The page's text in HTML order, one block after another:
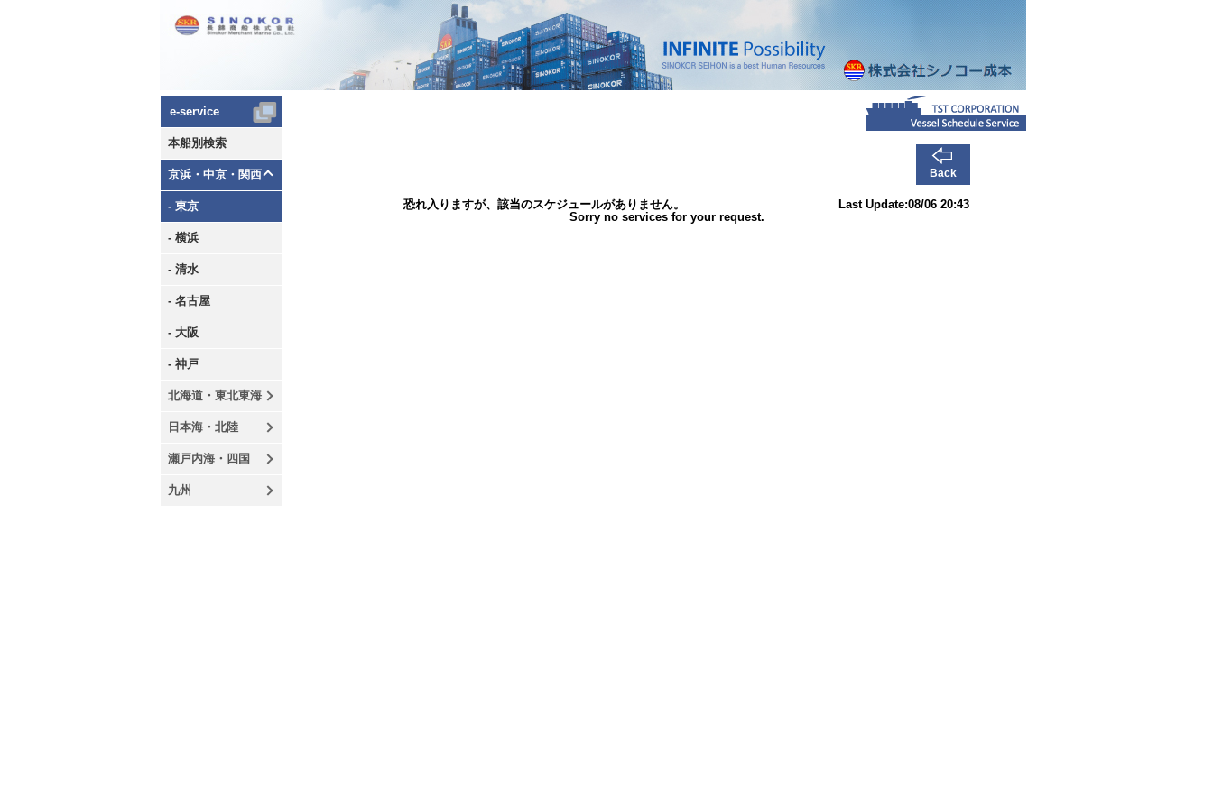
e-service
本船別検索
京浜・中京・関西
- 東京
- 横浜
- 清水
- 名古屋
- 大阪
- 神戸
北海道・東北東海
日本海・北陸
瀬戸内海・四国
九州
Back
Last Update:08/06 20:43
恐れ入りますが、該当のスケジュールがありません。
Sorry no services for your request.